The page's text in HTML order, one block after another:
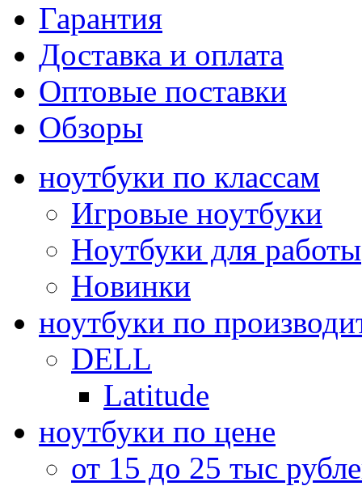
Гарантия
Доставка и оплата
Оптовые поставки
Обзоры
ноутбуки по классам
Игровые ноутбуки
Ноутбуки для работы
Новинки
ноутбуки по
DELL
Latitude
ноутбуки по цене
от 15 до 25 тыс